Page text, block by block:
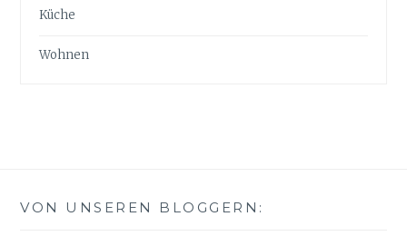
Küche
Wohnen
VON UNSEREN BLOGGERN: